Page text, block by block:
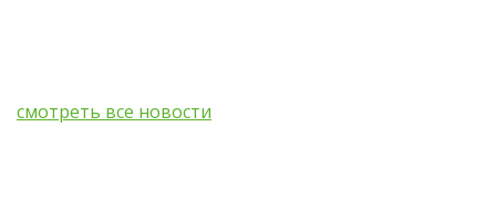
смотреть все новости